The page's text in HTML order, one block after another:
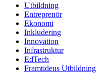
Utbildning
Entreprenör
Ekonomi
Inkludering
Innovation
Infrastruktur
EdTech
Framtidens Utbildning